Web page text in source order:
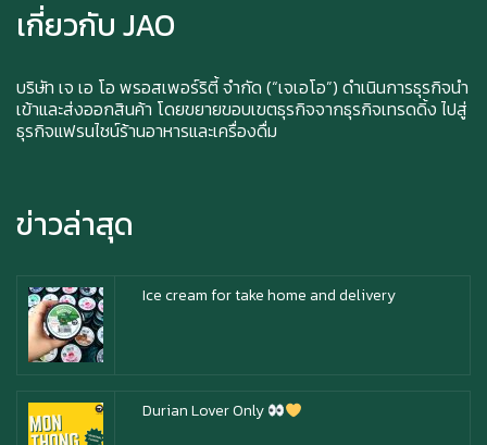
เกี่ยวกับ JAO
บริษัท เจ เอ โอ พรอสเพอร์ริตี้ จำกัด (“เจเอโอ”) ดำเนินการธุรกิจนำ
เข้าและส่งออกสินค้า โดยขยายขอบเขตธุรกิจจากธุรกิจเทรดดิ้ง ไปสู่
ธุรกิจแฟรนไชน์ร้านอาหารและเครื่องดื่ม
ข่าวล่าสุด
ซาบุ ซาโบะ
Ice cream for take home and delivery
Durian Lover Only